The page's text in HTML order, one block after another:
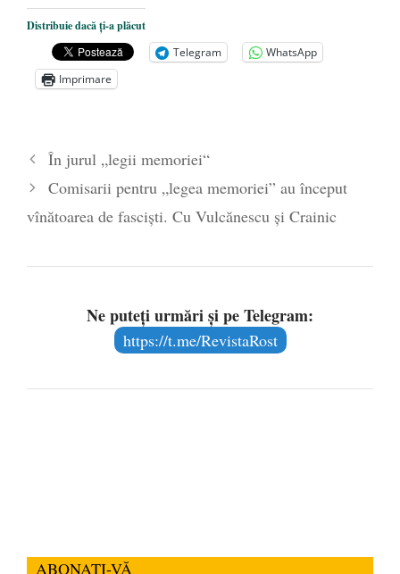
Cioloș, Cîțu și Iohannis încearcă să pună
România sub steagul curcubeului - 1 iulie
2021
Un blestem care aspiră la realitate:
Parada confuziei sexuale
Distribuie dacă ți-a plăcut
Telegram
WhatsApp
Imprimare
În jurul „legii memoriei“
Comisarii pentru „legea memoriei” au început
vînătoarea de fascişti. Cu Vulcănescu şi Crainic
Ne puteți urmări și pe Telegram:
https://t.me/RevistaRost
ABONAȚI-VĂ